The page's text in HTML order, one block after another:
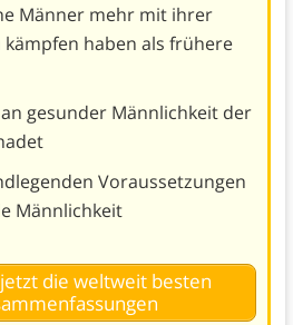
Männer mehr mit ihrer
haben als frühere
gesunder Männlichkeit der
Voraussetzungen
Männlichkeit
die weltweit besten